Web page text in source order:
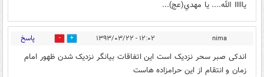
يااااا الله.... يا مهدي(عج)...
nima ۱۲:۰۲ - ۱۳۹۳/۰۳/۲۲ 0 پاسخ
اندکی صبر سحر نزدیک است این اتفاقات بیانگر نزدیک شدن ظهور امام
زمان و انتقام از این حرامزاده هاست